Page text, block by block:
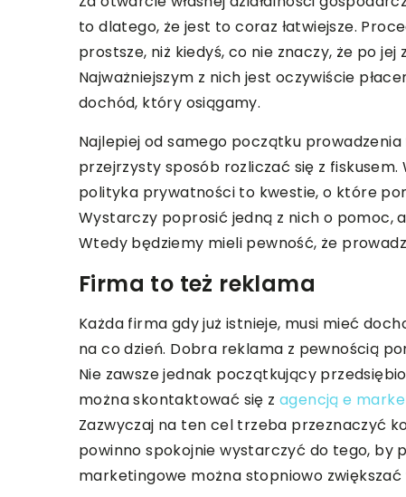
to dlatego, że jest to coraz łatwiejsze.
prostsze, niż kiedyś, co nie znaczy, że po jej
Najważniejszym z nich jest oczywiście
dochód, który osiągamy.
Najlepiej od samego początku
przejrzysty sposób rozliczać się z
polityka prywatności to kwestie, o które
Wystarczy poprosić jedną z nich o pomoc,
Wtedy będziemy mieli pewność, że
Firma to też reklama
Każda firma gdy już istnieje, musi mieć
na co dzień. Dobra reklama z pewnością
Nie zawsze jednak początkujący
można skontaktować się z agencją e
Zazwyczaj na ten cel trzeba przeznaczyć
powinno spokojnie wystarczyć do tego, by
marketingowe można stopniowo